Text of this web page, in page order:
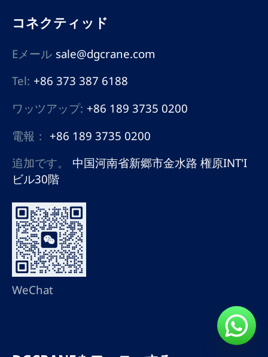
コネクティッド
Eメール sale@dgcrane.com
Tel: +86 373 387 6188
ワッツアップ: +86 189 3735 0200
電報： +86 189 3735 0200
追加です。
中国河南省新郷市金水路 権原INT'I
ビル30階
WeChat